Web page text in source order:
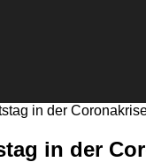
in der
in der